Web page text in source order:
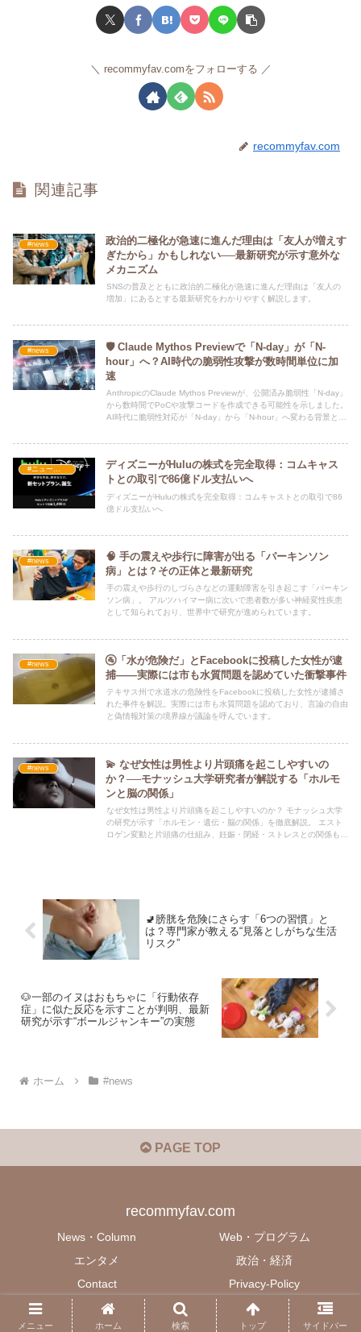
recommyfav.comをフォローする
recommyfav.com
関連記事
#news
政治的二極化が急速に進んだ理由は「友人が増えす
ぎたから」かもしれない──最新研究が示す意外な
メカニズム
SNSの普及とともに政治的二極化が急速に進んだ理由は「友人の
増加」にあるとする最新研究をわかりやすく解説します。
#news
🛡️ Claude Mythos Previewで「N-day」が「N-
hour」へ？AI時代の脆弱性攻撃が数時間単位に加
速
AnthropicのClaude Mythos Previewが、公開済み脆弱性「N-day」
から数時間でPoCや攻撃コードを作成できる可能性を示しました。
AI時代に脆弱性対応が「N-day」から「N-hour」へ変わる背景と、
ディズニーがHuluの株式を完全取得：コムキャス
トとの取引で86億ドル支払いへ
ディズニーがHuluの株式を完全取得：コムキャストとの取引で86
億ドル支払いへ
#news
🧠 手の震えや歩行に障害が出る「パーキンソン
病」とは？その正体と最新研究
手の震えや歩行のしづらさなどの運動障害を引き起こす「パーキン
ソン病」。 アルツハイマー病に次いで患者数が多い神経変性疾患
として知られており、世界中で研究が進められています。
#news
🚰「水が危険だ」とFacebookに投稿した女性が逮
捕――実際には市も水質問題を認めていた衝撃事件
テキサス州で水道水の危険性をFacebookに投稿した女性が逮捕さ
れた事件を解説。実際には市も水質問題を認めており、言論の自由
と偽情報対策の境界線が議論を呼んでいます。
#news
💫 なぜ女性は男性より片頭痛を起こしやすいの
か？──モナッシュ大学研究者が解説する「ホルモ
ンと脳の関係」
なぜ女性は男性より片頭痛を起こしやすいのか？ モナッシュ大学
の研究が示す「ホルモン・遺伝・脳の関係」を徹底解説。 エスト
ロゲン変動と片頭痛の仕組み、妊娠・閉経・ストレスとの関係もわ
🚽膀胱を危険にさらす「6つの習慣」と
は？専門家が教える“見落としがちな生活
リスク”
🐶一部のイヌはおもちゃに「行動依存
症」に似た反応を示すことが判明、最新
研究が示す“ボールジャンキー”の実態
ホーム #news
PAGE TOP
recommyfav.com
News・Column
Web・プログラム
エンタメ
政治・経済
Contact
Privacy-Policy
© 2022 recommyfav.com.
メニュー ホーム 検索 トップ サイドバー